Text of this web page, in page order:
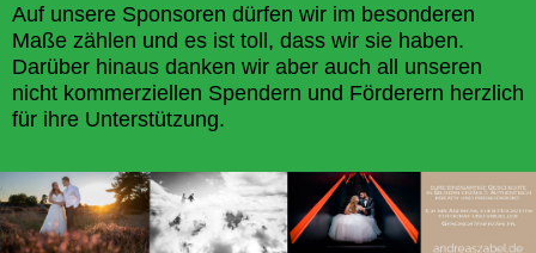
Auf unsere Sponsoren dürfen wir im besonderen
Maße zählen und es ist toll, dass wir sie haben.
Darüber hinaus danken wir aber auch all unseren
nicht kommerziellen Spendern und Förderern herzlich
für ihre Unterstützung.